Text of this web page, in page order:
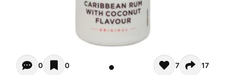
Opiniones - Pour le moment il n'y a aucun
0 0 7 17